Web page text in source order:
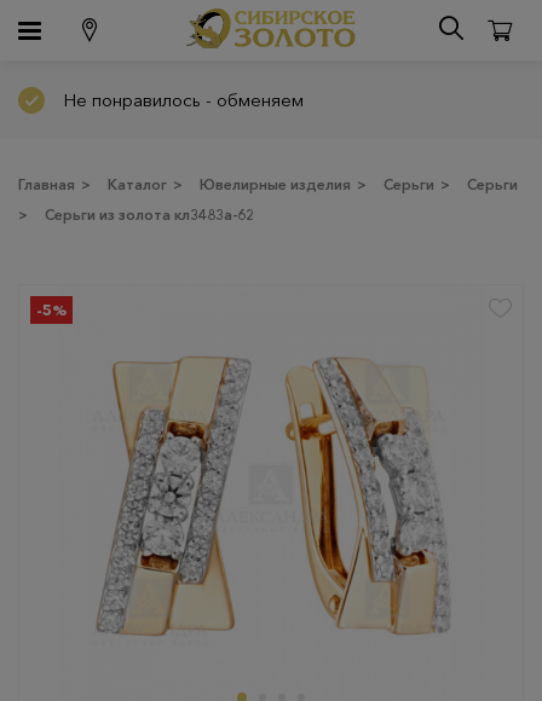
Не понравилось - обменяем
Главная > Каталог > Ювелирные изделия > Серьги >
Серьги
>
Серьги из золота кл3483а-62
-5%